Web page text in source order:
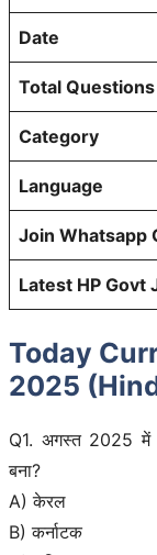
Date
Total Questions
Category
Language
Join Whatsapp
Latest HP Govt
Today
2025
Q1. अगस्त 2025 में
बना?
A) केरल
B) कर्नाटक